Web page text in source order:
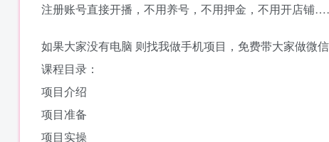
注册账号直接开播，不用养号，不用押金，不用开店铺
如果大家没有电脑 则找我做手机项目，免费带大家做微
课程目录：
项目介绍
项目准备
项目实操